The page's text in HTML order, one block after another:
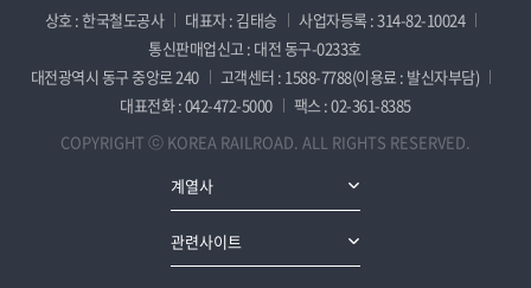
상호 : 한국철도공사 대표자 : 김태승
사업자등록 : 314-82-10024
통신판매업신고 : 대전 동구-0233호
대전광역시 동구 중앙로 240
고객센터 : 1588-7788(이용료 : 발신자부담)
대표전화 : 042-472-5000
팩스 : 02-361-8385
COPYRIGHT ⓒ KOREA RAILROAD. ALL RIGHTS RESERVED.
계열사
관련사이트